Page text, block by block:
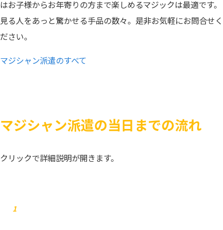
はお子様からお年寄りの方まで楽しめるマジックは最適です。
見る人をあっと驚かせる手品の数々。是非お気軽にお問合せく
ださい。
マジシャン派遣のすべて
マジシャン派遣の当日までの流れ
クリックで詳細説明が開きます。
1